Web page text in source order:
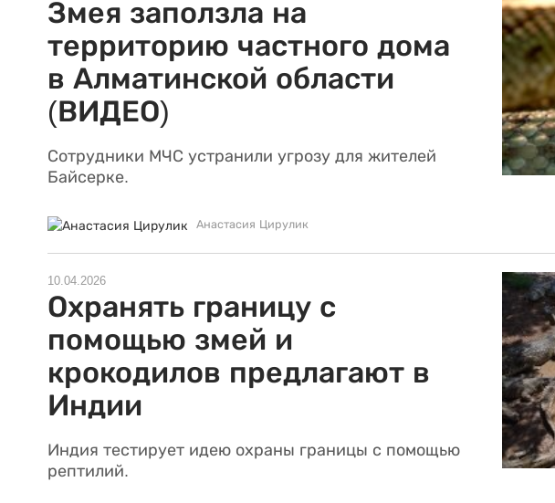
Змея заползла на
территорию частного дома
в Алматинской области
(ВИДЕО)
Сотрудники МЧС устранили угрозу для жителей
Байсерке.
Анастасия Цирулик
10.04.2026
Охранять границу с
помощью змей и
крокодилов предлагают в
Индии
Индия тестирует идею охраны границы с помощью
рептилий.